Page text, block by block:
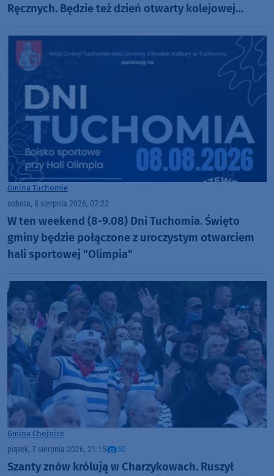
Ręcznych. Będzie też dzień otwarty kolejowej
Gmina Tuchomie
sobota, 8 sierpnia 2026, 07:22
W ten weekend (8-9.08) Dni Tuchomia. Święto
gminy będzie połączone z uroczystym otwarciem
hali sportowej "Olimpia"
Gmina Chojnice
piątek, 7 sierpnia 2026, 21:15 50
Szanty znów królują w Charzykowach. Ruszył